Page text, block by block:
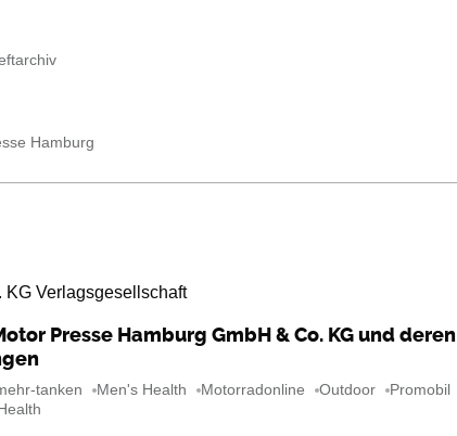
Hamburg
KG Verlagsgesellschaft
Presse Hamburg GmbH & Co. KG und deren
tanken Men's Health Motorradonline Outdoor
Promobil